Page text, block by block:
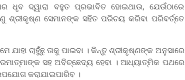
ଧୃବ ଦ୍ୱାରା ବହୁତ ପ୍ରଭାବିତ ହୋଇଥାଉ, ଯେଉଁଠାରେ
ଶ୍ରୀକୃଷ୍ଣ ସେମାନଙ୍କ ସହିତ ପରିଚୟ କରିବା ପରିବର୍ତ୍ତେ
ଚାହୁଁଛୁ ତାକୁ ପାଇବା । କିନ୍ତୁ ଶ୍ରୀକୃଷ୍ଣଙ୍କ ଅନୁସାରେ
ସହ ଅବିଚ୍ଛେଦ୍ୟ ହେବା । ଆଧ୍ୟାତ୍ମିକ ପଥରେ
କରାଯାଇପାରିବ ।